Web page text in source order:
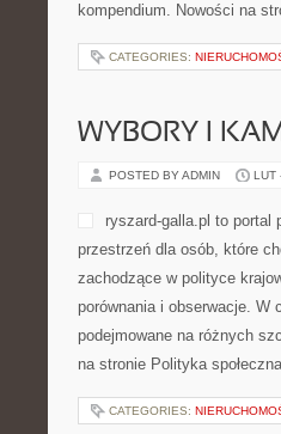
kompendium. Nowości na
CATEGORIES:
WYBORY I
POSTED BY ADMIN LUT
ryszard-galla.pl to
przestrzeń dla osób, które
zachodzące w polityce
porównania i obserwacje. W
podejmowane na różnych
na stronie Polityka
CATEGORIES: